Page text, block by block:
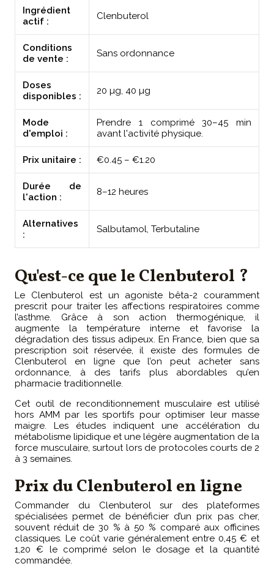
Ingrédient
actif :
Clenbuterol
Conditions
de vente :
Sans ordonnance
Doses
disponibles :
20 µg, 40 µg
Mode
d'emploi :
Prendre 1 comprimé 30–45 min
avant l'activité physique.
Prix unitaire : €0.45 – €1.20
Durée de
l'action :
8–12 heures
Alternatives
:
Salbutamol, Terbutaline
Qu'est-ce que le Clenbuterol ?
Le Clenbuterol est un agoniste bêta-2 couramment
prescrit pour traiter les affections respiratoires comme
l’asthme. Grâce à son action thermogénique, il
augmente la température interne et favorise la
dégradation des tissus adipeux. En France, bien que sa
prescription soit réservée, il existe des formules de
Clenbuterol en ligne que l’on peut acheter sans
ordonnance, à des tarifs plus abordables qu’en
pharmacie traditionnelle.
Cet outil de reconditionnement musculaire est utilisé
hors AMM par les sportifs pour optimiser leur masse
maigre. Les études indiquent une accélération du
métabolisme lipidique et une légère augmentation de la
force musculaire, surtout lors de protocoles courts de 2
à 3 semaines.
Prix du Clenbuterol en ligne
Commander du Clenbuterol sur des plateformes
spécialisées permet de bénéficier d’un prix pas cher,
souvent réduit de 30 % à 50 % comparé aux officines
classiques. Le coût varie généralement entre 0,45 € et
1,20 € le comprimé selon le dosage et la quantité
commandée.